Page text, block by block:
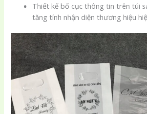
Thiết kế bố cục thông tin trên túi
tăng tính nhận diện thương hiệu